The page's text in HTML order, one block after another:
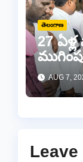
తెలంగాణ
27
AUG 7,
Leave